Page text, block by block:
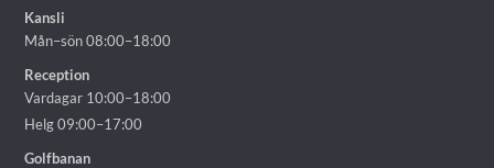
Kansli
Mån–sön 08:00–18:00
Reception
Vardagar 10:00–18:00
Helg 09:00–17:00
Golfbanan